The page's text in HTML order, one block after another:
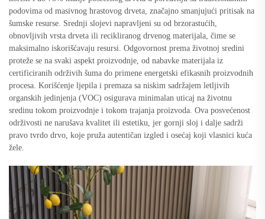
podovima od masivnog hrastovog drveta, značajno smanjujući pritisak na
šumske resurse. Srednji slojevi napravljeni su od brzorastućih,
obnovljivih vrsta drveta ili recikliranog drvenog materijala, čime se
maksimalno iskorišćavaju resursi. Odgovornost prema životnoj sredini
proteže se na svaki aspekt proizvodnje, od nabavke materijala iz
certificiranih održivih šuma do primene energetski efikasnih proizvodnih
procesa. Korišćenje ljepila i premaza sa niskim sadržajem letljivih
organskih jedinjenja (VOC) osigurava minimalan uticaj na životnu
sredinu tokom proizvodnje i tokom trajanja proizvoda. Ova posvećenost
održivosti ne narušava kvalitet ili estetiku, jer gornji sloj i dalje sadrži
pravo tvrdo drvo, koje pruža autentičan izgled i osećaj koji vlasnici kuća
žele.